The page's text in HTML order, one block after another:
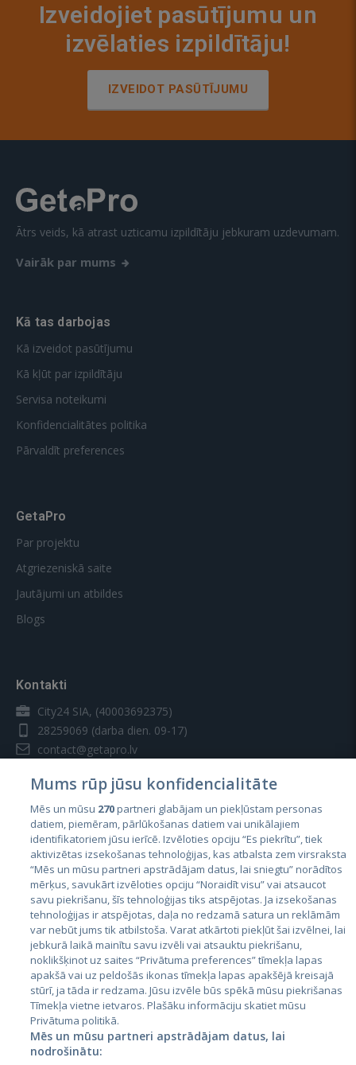
Izveidojiet pasūtījumu un
izvēlaties izpildītāju!
IZVEIDOT PASŪTĪJUMU
Ātrs veids, kā atrast uzticamu izpildītāju jebkuram uzdevumam.
Vairāk par mums
Kā tas darbojas
Kā izveidot pasūtījumu
Kā kļūt par izpildītāju
Servisa noteikumi
Konfidencialitātes politika
Pārvaldīt preferences
GetaPro
Par projektu
Atgriezeniskā saite
Jautājumi un atbildes
Blogs
Kontakti
City24 SIA, (40003692375)
28259069 (darba dien. 09-17)
contact@getapro.lv
Valstis
Igaunija
Latvija
Lietuva
Mums rūp jūsu konfidencialitāte
Mēs un mūsu 270partneri glabājam un piekļūstam personas
datiem, piemēram, pārlūkošanas datiem vai unikālajiem
identifikatoriem jūsu ierīcē. Izvēloties opciju “Es piekrītu”, tiek
aktivizētas izsekošanas tehnoloģijas, kas atbalsta zem virsraksta
“Mēs un mūsu partneri apstrādājam datus, lai sniegtu” norādītos
mērķus, savukārt izvēloties opciju “Noraidīt visu” vai atsaucot
savu piekrišanu, šīs tehnoloģijas tiks atspējotas. Ja izsekošanas
tehnoloģijas ir atspējotas, daļa no redzamā satura un reklāmām
var nebūt jums tik atbilstoša. Varat atkārtoti piekļūt šai izvēlnei, lai
jebkurā laikā mainītu savu izvēli vai atsauktu piekrišanu,
noklikšķinot uz saites “Privātuma preferences” tīmekļa lapas
apakšā vai uz peldošās ikonas tīmekļa lapas apakšējā kreisajā
stūrī, ja tāda ir redzama. Jūsu izvēle būs spēkā mūsu piekrišanas
Tīmekļa vietne ietvaros. Plašāku informāciju skatiet mūsu
Privātuma politikā.
Mēs un mūsu partneri apstrādājam datus, lai
nodrošinātu: